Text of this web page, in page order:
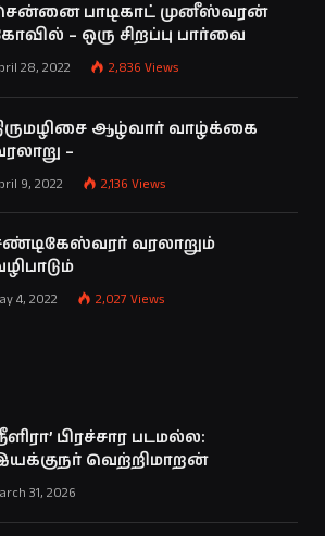
பாடிகாட் முனீஸ்வரன்
– ஒரு சிறப்பு பார்வை
28, 2022 2,836 Views
ஆழ்வார் வாழ்க்கை
–
9, 2022 2,136 Views
வரலாறும்
4, 2022 2,027 Views
பிரச்சார படமல்ல:
வெற்றிமாறன்
31, 2026